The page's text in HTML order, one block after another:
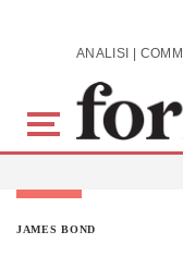
Skip to main content
JAMES BOND